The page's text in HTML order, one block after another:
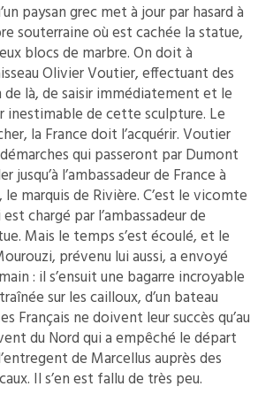
paysan grec met à jour par hasard à
souterraine où est cachée la statue,
blocs de marbre. On doit à
Olivier Voutier, effectuant des
là, de saisir immédiatement et le
inestimable de cette sculpture. Le
la France doit l’acquérir. Voutier
qui passeront par Dumont
jusqu’à l’ambassadeur de France à
marquis de Rivière. C’est le vicomte
chargé par l’ambassadeur de
Mais le temps s’est écoulé, et le
prévenu lui aussi, a envoyé
: il s’ensuit une bagarre incroyable
sur les cailloux, d’un bateau
Français ne doivent leur succès qu’au
du Nord qui a empêché le départ
de Marcellus auprès des
Il s’en est fallu de très peu.